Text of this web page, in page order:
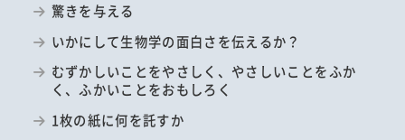
驚きを与える
いかにして生物学の面白さを伝えるか？
むずかしいことをやさしく、やさしいことをふか
く、ふかいことをおもしろく
1枚の紙に何を託すか